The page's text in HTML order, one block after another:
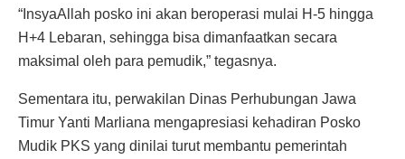
“InsyaAllah posko ini akan beroperasi mulai H-5 hingga
H+4 Lebaran, sehingga bisa dimanfaatkan secara
maksimal oleh para pemudik,” tegasnya.
Sementara itu, perwakilan Dinas Perhubungan Jawa
Timur Yanti Marliana mengapresiasi kehadiran Posko
Mudik PKS yang dinilai turut membantu pemerintah